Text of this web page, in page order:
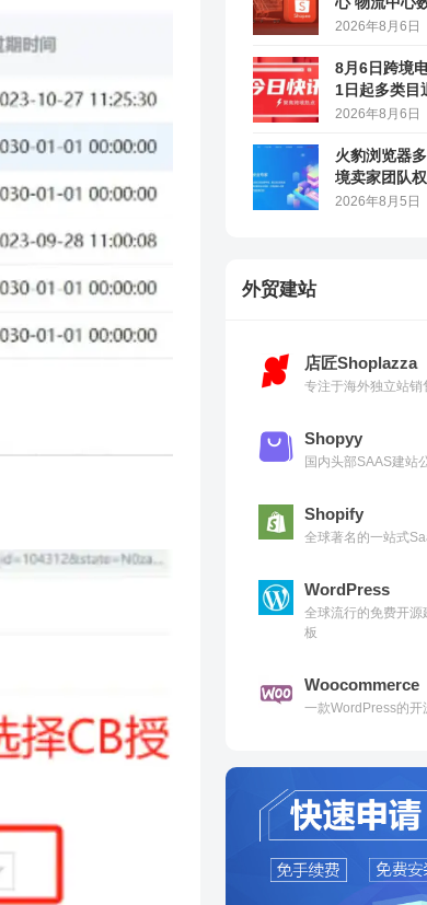
2026年8月6日
8月6日跨境
1日起多类目
马逊上线AI
2026年8月6日
火豹浏览器
境卖家团队
2026年8月5日
外贸建站
店匠Shoplazza
专注于海外独立站
Shopyy
国内头部SAAS建站
Shopify
全球著名的一站式
WordPress
全球流行的免费开
板
Woocommerce
一款WordPress的开